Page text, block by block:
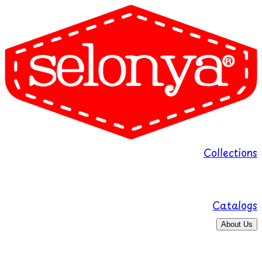
Collections
Catalogs
About Us